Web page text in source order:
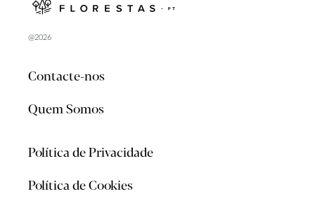
@2026
Contacte-nos
Quem Somos
Política de Privacidade
Política de Cookies